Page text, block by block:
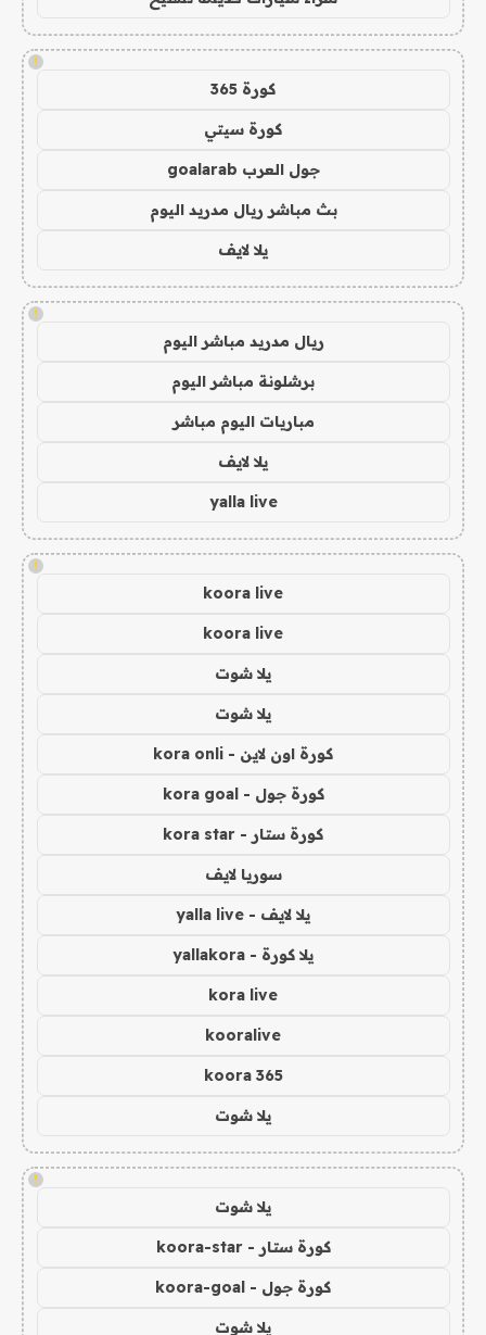
!
كورة 365
كورة سيتي
جول العرب goalarab
بث مباشر ريال مدريد اليوم
يلا لايف
!
ريال مدريد مباشر اليوم
برشلونة مباشر اليوم
مباريات اليوم مباشر
يلا لايف
yalla live
!
koora live
koora live
يلا شوت
يلا شوت
كورة اون لاين - kora onli
كورة جول - kora goal
كورة ستار - kora star
سوريا لايف
يلا لايف - yalla live
يلا كورة - yallakora
kora live
kooralive
koora 365
يلا شوت
!
يلا شوت
كورة ستار - koora-star
كورة جول - koora-goal
يلا شوت